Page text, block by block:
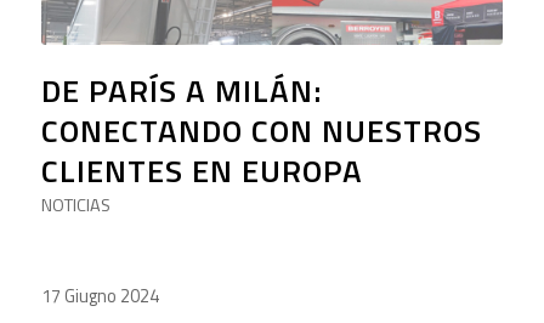
DE PARÍS A MILÁN:
CONECTANDO CON NUESTROS
CLIENTES EN EUROPA
NOTICIAS
17 Giugno 2024